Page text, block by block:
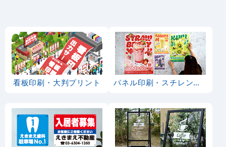
看板印刷・大判プリント パネル印刷・スチレンボード